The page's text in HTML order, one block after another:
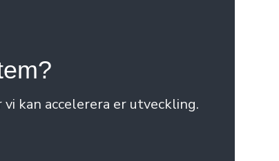
kan accelerera er utveckling.